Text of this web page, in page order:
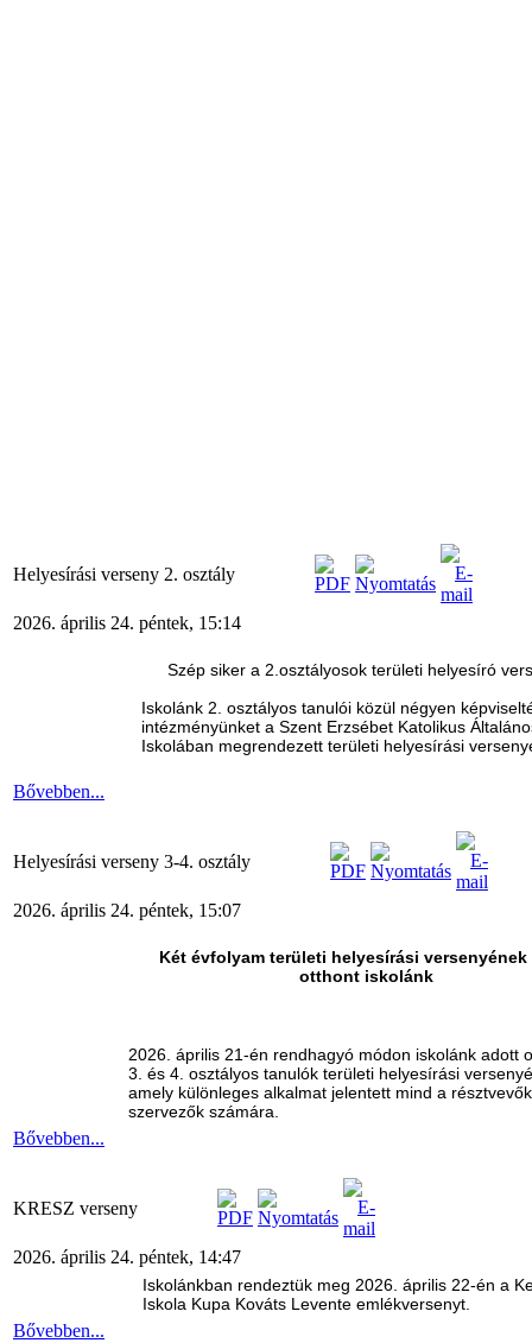
Helyesírási verseny 2. osztály
2026. április 24. péntek, 15:14
Szép siker a 2.osztályosok területi helyesíró
Iskolánk 2. osztályos tanulói közül négyen
intézményünket a Szent Erzsébet Katolikus
Iskolában megrendezett területi helyesírási
Bővebben...
Helyesírási verseny 3-4. osztály
2026. április 24. péntek, 15:07
Két évfolyam területi helyesírási versenyének
otthont iskolánk
2026. április 21-én rendhagyó módon iskolánk adott
3. és 4. osztályos tanulók területi helyesírási
amely különleges alkalmat jelentett mind a
szervezők számára.
Bővebben...
KRESZ verseny
2026. április 24. péntek, 14:47
Iskolánkban rendeztük meg 2026. április 22-én a
Iskola Kupa Kováts Levente emlékversenyt.
Bővebben...